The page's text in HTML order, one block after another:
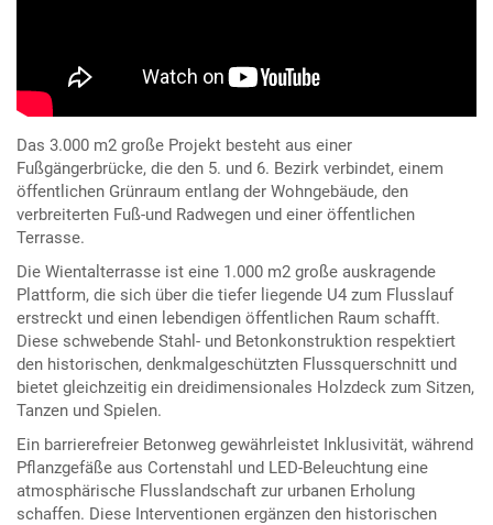
Das 3.000 m2 große Projekt besteht aus einer
Fußgängerbrücke, die den 5. und 6. Bezirk verbindet, einem
öffentlichen Grünraum entlang der Wohngebäude, den
verbreiterten Fuß-und Radwegen und einer öffentlichen
Terrasse.
Die Wientalterrasse ist eine 1.000 m2 große auskragende
Plattform, die sich über die tiefer liegende U4 zum Flusslauf
erstreckt und einen lebendigen öffentlichen Raum schafft.
Diese schwebende Stahl- und Betonkonstruktion respektiert
den historischen, denkmalgeschützten Flussquerschnitt und
bietet gleichzeitig ein dreidimensionales Holzdeck zum Sitzen,
Tanzen und Spielen.
Ein barrierefreier Betonweg gewährleistet Inklusivität, während
Pflanzgefäße aus Cortenstahl und LED-Beleuchtung eine
atmosphärische Flusslandschaft zur urbanen Erholung
schaffen. Diese Interventionen ergänzen den historischen